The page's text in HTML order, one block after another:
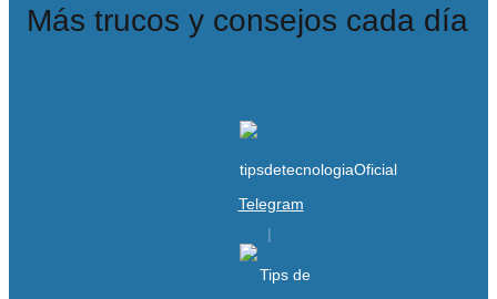
Más trucos y consejos cada día
Telegram